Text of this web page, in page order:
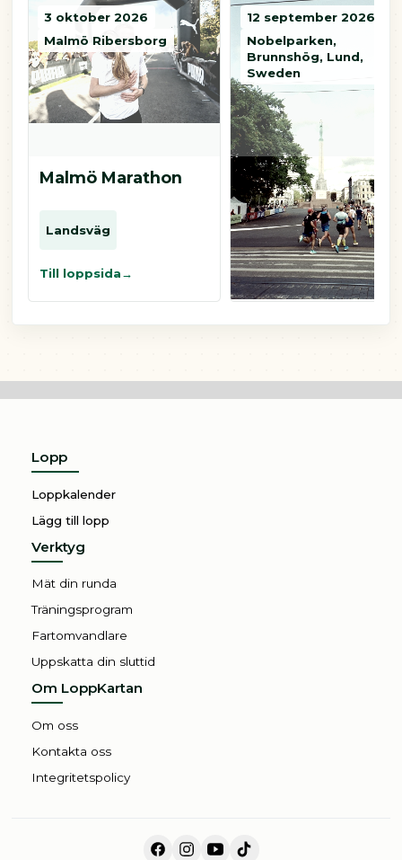
3 oktober 2026
Malmö Ribersborg
Malmö Marathon
Landsväg
Till loppsida
12 september 2026
Nobelparken,
Brunnshög, Lund,
Sweden
Stafett 5 km
5 km
5 km
Till loppsida
Lopp
Loppkalender
Lägg till lopp
Verktyg
Mät din runda
Träningsprogram
Fartomvandlare
Uppskatta din sluttid
Om LoppKartan
Om oss
Kontakta oss
Integritetspolicy